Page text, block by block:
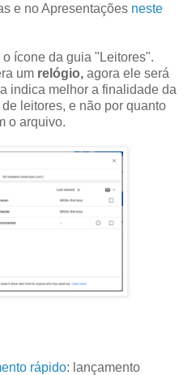
e no Apresentações neste
ícone da guia "Leitores".
um relógio, agora ele será
indica melhor a finalidade da
leitores, e não por quanto
o arquivo.
rápido: lançamento